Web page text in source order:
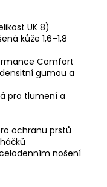
UK 8)
kůže 1,6–1,8
Comfort
gumou a
pro tlumení a
ochranu prstů
nošení